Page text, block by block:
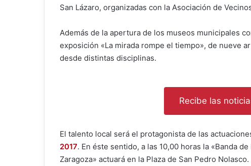
San Lázaro, organizadas con la Asociación de
Además de la apertura de los museos municipales
exposición «La mirada rompe el tiempo», de nueve
desde distintas disciplinas.
Recibe las
El talento local será el protagonista de las
2017. En éste sentido, a las 10,00 horas la «Banda
Zaragoza» actuará en la Plaza de San Pedro